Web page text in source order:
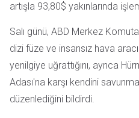
artışla 93,80$ yakınlarında
Salı günü, ABD Merkez
dizi füze ve insansız hava aracı
yenilgiye uğrattığını, ayrıca
Adası'na karşı kendini
düzenlediğini bildirdi.